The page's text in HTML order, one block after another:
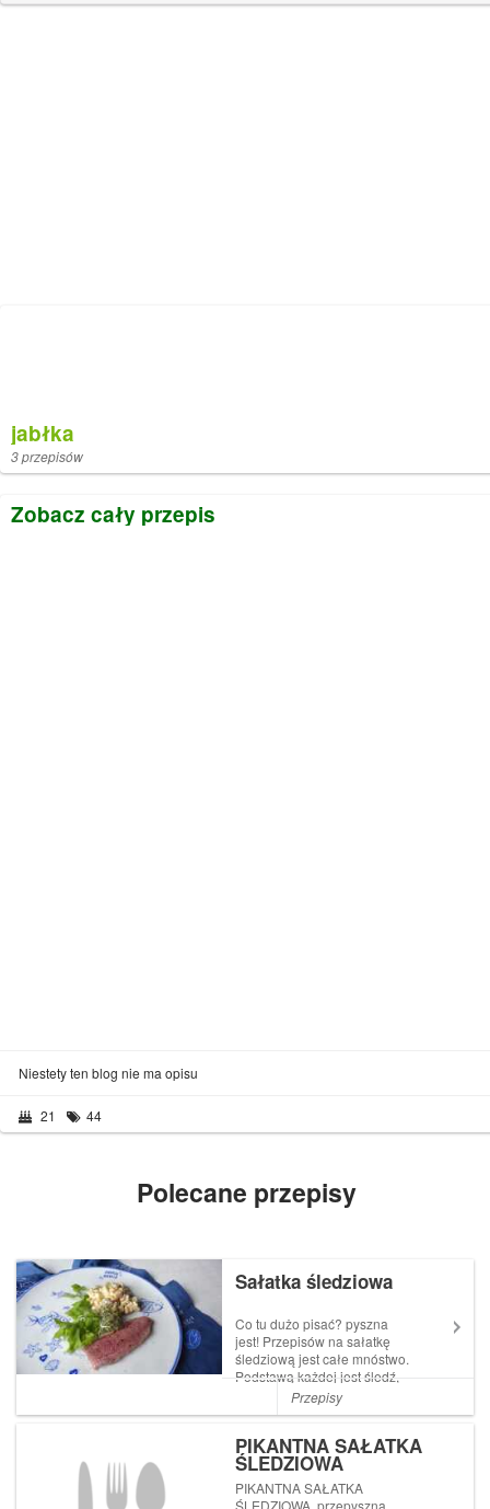
jabłka
3 przepisów
Zobacz cały przepis
Niestety ten blog nie ma opisu
21 44
Polecane przepisy
Sałatka śledziowa
Co tu dużo pisać? pyszna
jest! Przepisów na sałatkę
śledziową jest całe mnóstwo.
Podstawą każdej jest śledź,
reszta to już kwestia
indywidualna: ziemniaki,
papryka świeża lub
konserwowa, rodzynki,
ananas, ...
Przepisy
PIKANTNA SAŁATKA
ŚLEDZIOWA
PIKANTNA SAŁATKA
ŚLEDZIOWA przepyszna,